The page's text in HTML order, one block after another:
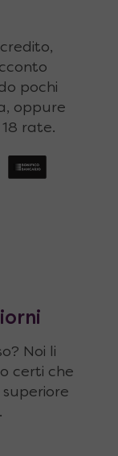
pochi
oppure
rate.
Noi li
certi che